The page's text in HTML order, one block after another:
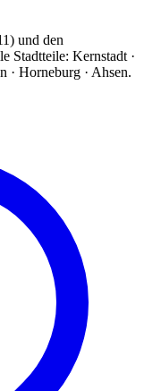
und den
Stadtteile: Kernstadt ·
· Horneburg · Ahsen.